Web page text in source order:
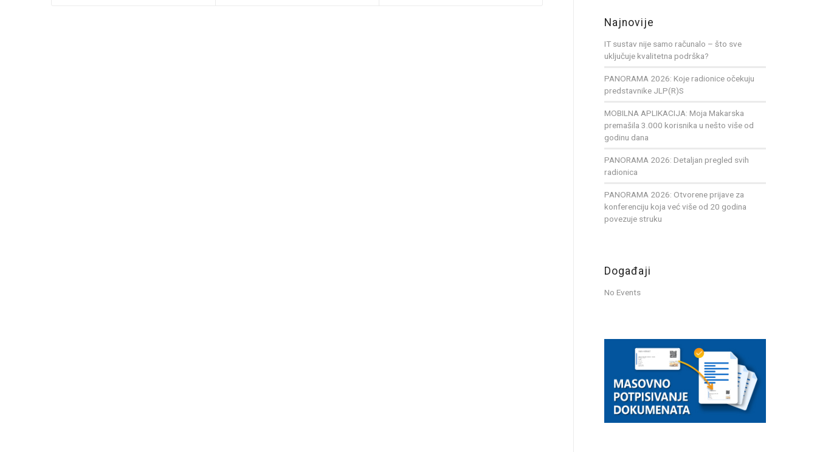
Najnovije
IT sustav nije samo računalo – što sve
uključuje kvalitetna podrška?
PANORAMA 2026: Koje radionice očekuju
predstavnike JLP(R)S
MOBILNA APLIKACIJA: Moja Makarska
premašila 3.000 korisnika u nešto više od
godinu dana
PANORAMA 2026: Detaljan pregled svih
radionica
PANORAMA 2026: Otvorene prijave za
konferenciju koja već više od 20 godina
povezuje struku
Događaji
No Events